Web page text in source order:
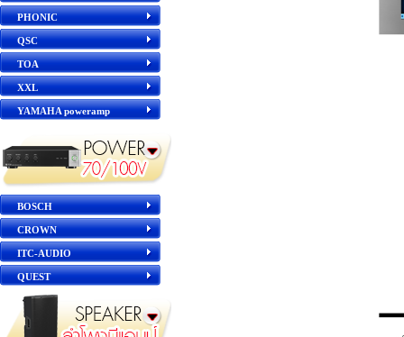
PHONIC
QSC
TOA
XXL
YAMAHA poweramp
BOSCH
CROWN
ITC-AUDIO
QUEST